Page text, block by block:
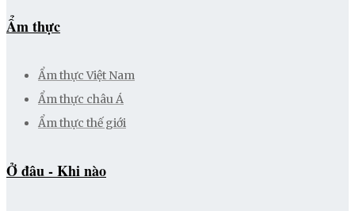
Ẩm thực
Ẩm thực Việt Nam
Ẩm thực châu Á
Ẩm thực thế giới
Ở đâu - Khi nào